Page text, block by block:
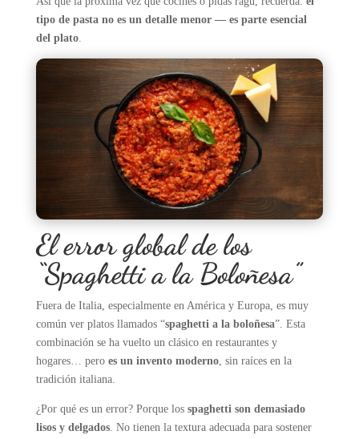
tipo de pasta no es un detalle menor — es parte esencial
del plato.
El error global de los
“Spaghetti a la Boloñesa”
Fuera de Italia, especialmente en América y Europa, es muy
común ver platos llamados “spaghetti a la boloñesa”. Esta
combinación se ha vuelto un clásico en restaurantes y
hogares… pero es un invento moderno, sin raíces en la
tradición italiana.
¿Por qué es un error? Porque los spaghetti son demasiado
lisos y delgados. No tienen la textura adecuada para sostener